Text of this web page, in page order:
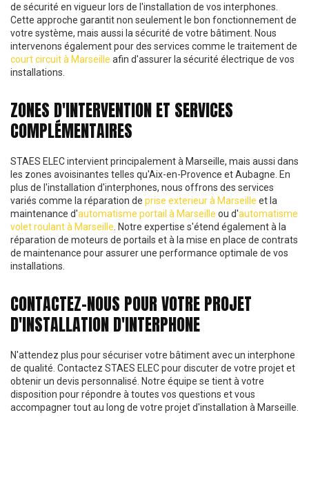
de sécurité en vigueur lors de l'installation de vos interphones.
Cette approche garantit non seulement le bon fonctionnement de
votre système, mais aussi la sécurité de votre bâtiment. Nous
intervenons également pour des services comme le traitement de
court circuit à Marseille afin d'assurer la sécurité électrique de vos
installations.
ZONES D'INTERVENTION ET SERVICES
COMPLÉMENTAIRES
STAES ELEC intervient principalement à Marseille, mais aussi dans
les zones avoisinantes telles qu'Aix-en-Provence et Aubagne. En
plus de l'installation d'interphones, nous offrons des services
variés comme la réparation de prise exterieur à Marseille et la
maintenance d'automatisme portail à Marseille ou d'automatisme
volet roulant à Marseille . Notre expertise s'étend également à la
réparation de moteurs de portails et à la mise en place de contrats
de maintenance pour assurer une performance optimale de vos
installations.
CONTACTEZ-NOUS POUR VOTRE PROJET
D'INSTALLATION D'INTERPHONE
N'attendez plus pour sécuriser votre bâtiment avec un interphone
de qualité. Contactez STAES ELEC pour discuter de votre projet et
obtenir un devis personnalisé. Notre équipe se tient à votre
disposition pour répondre à toutes vos questions et vous
accompagner tout au long de votre projet d'installation à Marseille.